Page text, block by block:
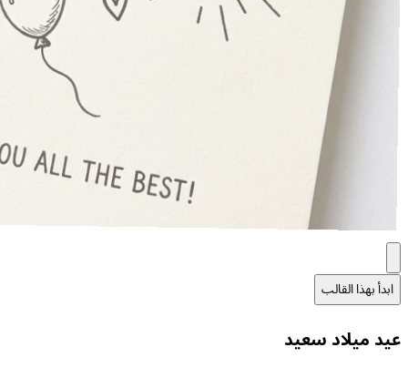
ابدأ بهذا القالب
عيد ميلاد سعيد